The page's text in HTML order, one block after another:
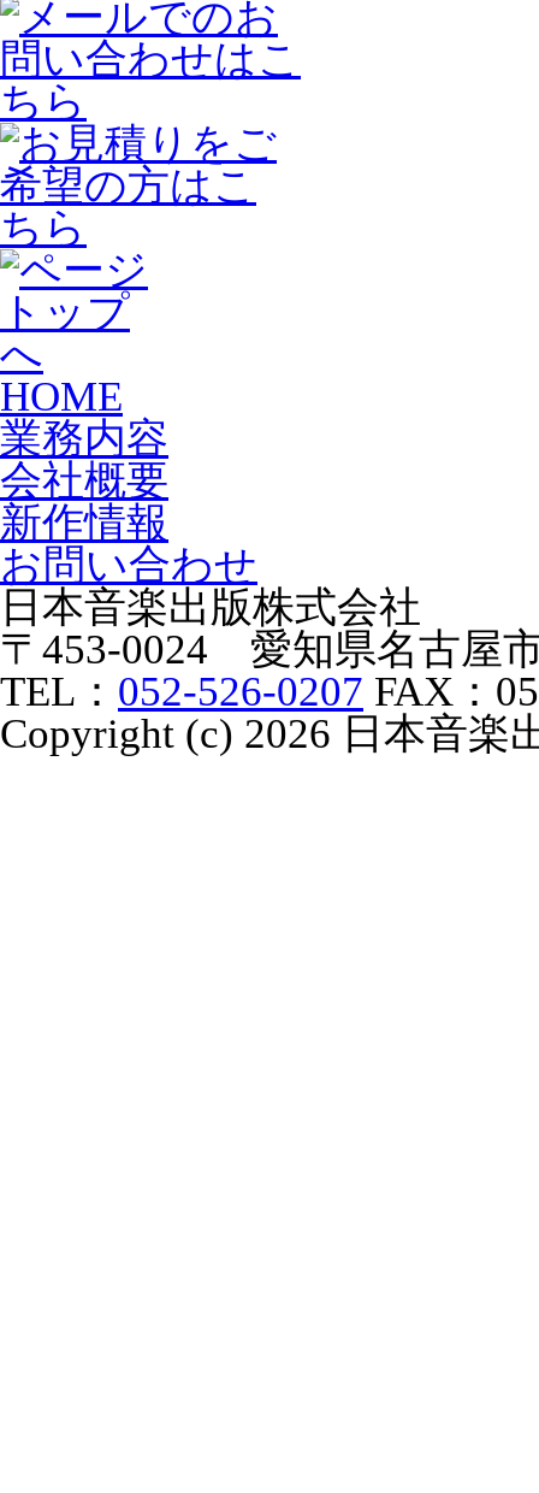
HOME
業務内容
会社概要
新作情報
お問い合わせ
日本音楽出版株式会社
〒453-0024 愛知県名古屋
TEL： 052-526-0207 FAX：
Copyright (c) 2026 日本音楽